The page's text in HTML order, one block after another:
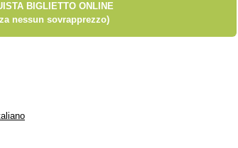
BIGLIETTO ONLINE
nessun sovrapprezzo)